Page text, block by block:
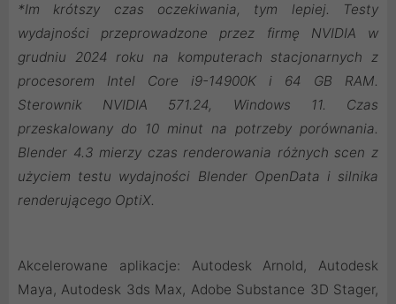
*Im krótszy czas oczekiwania, tym lepiej. Testy
wydajności przeprowadzone przez firmę NVIDIA w
grudniu 2024 roku na komputerach stacjonarnych z
procesorem Intel Core i9-14900K i 64 GB RAM.
Sterownik NVIDIA 571.24, Windows 11. Czas
przeskalowany do 10 minut na potrzeby porównania.
Blender 4.3 mierzy czas renderowania różnych scen z
użyciem testu wydajności Blender OpenData i silnika
renderującego OptiX.
Akcelerowane aplikacje: Autodesk Arnold, Autodesk
Maya, Autodesk 3ds Max, Adobe Substance 3D Stager,